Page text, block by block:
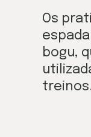
Os
bogu,